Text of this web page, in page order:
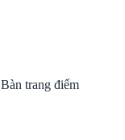
Bàn trang điểm